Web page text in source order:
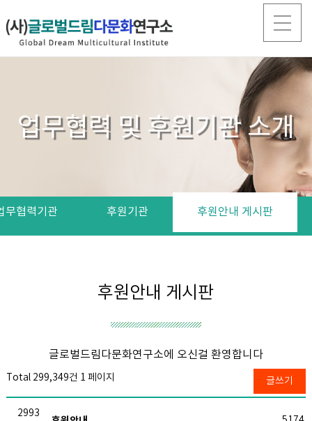
업무협력 및 후원기관 소개
무협력기관 후원기관 후원안내 게시판
후원안내 게시판
글로벌드림다문화연구소에 오신걸 환영합니다
Total 299,349건 1 페이지 글쓰기
2993